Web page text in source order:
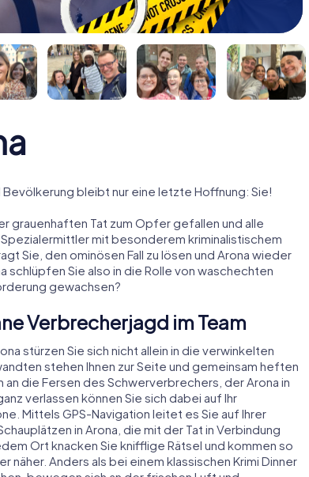
Bevölkerung bleibt nur eine letzte Hoffnung: Sie!
grauenhaften Tat zum Opfer gefallen und alle
mit besonderem kriminalistischem
Sie, den ominösen Fall zu lösen und Arona wieder
schlüpfen Sie also in die Rolle von waschechten
gewachsen?
Verbrecherjagd im Team
stürzen Sie sich nicht allein in die verwinkelten
stehen Ihnen zur Seite und gemeinsam heften
die Fersen des Schwerverbrechers, der Arona in
verlassen können Sie sich dabei auf Ihr
Mittels GPS-Navigation leitet es Sie auf Ihrer
in Arona, die mit der Tat in Verbindung
Ort knacken Sie knifflige Rätsel und kommen so
näher. Anders als bei einem klassischen Krimi Dinner